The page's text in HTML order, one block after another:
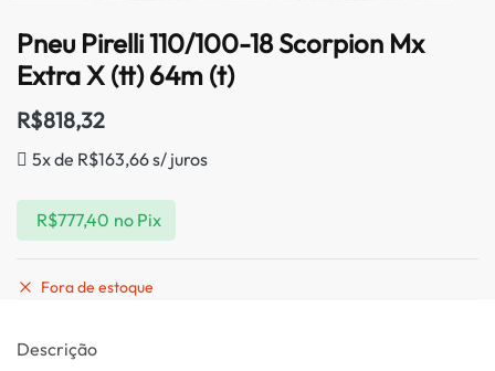
Pneu Pirelli 110/100-18 Scorpion Mx
Extra X (tt) 64m (t)
R$818,32
5x de R$163,66s/ juros
R$777,40 no Pix
Fora de estoque
Descrição